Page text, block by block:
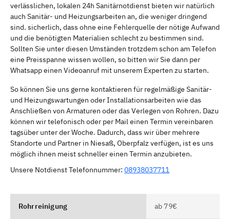
verlässlichen, lokalen 24h Sanitärnotdienst bieten wir natürlich
auch Sanitär- und Heizungsarbeiten an, die weniger dringend
sind. sicherlich, dass ohne eine Fehlerquelle der nötige Aufwand
und die benötigten Materialien schlecht zu bestimmen sind.
Sollten Sie unter diesen Umständen trotzdem schon am Telefon
eine Preisspanne wissen wollen, so bitten wir Sie dann per
Whatsapp einen Videoanruf mit unserem Experten zu starten.
So können Sie uns gerne kontaktieren für regelmäßige Sanitär-
und Heizungswartungen oder Installationsarbeiten wie das
Anschließen von Armaturen oder das Verlegen von Rohren. Dazu
können wir telefonisch oder per Mail einen Termin vereinbaren
tagsüber unter der Woche. Dadurch, dass wir über mehrere
Standorte und Partner in Niesaß, Oberpfalz verfügen, ist es uns
möglich ihnen meist schneller einen Termin anzubieten.
Unsere Notdienst Telefonnummer: 08938037711
Rohrreinigung ab 79€